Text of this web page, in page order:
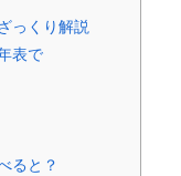
っくり解説
表で
ると？